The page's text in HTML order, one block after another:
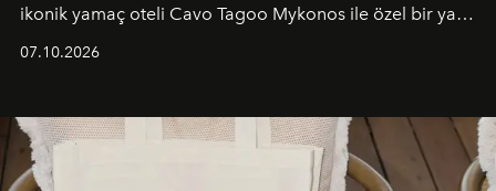
ikonik yamaç oteli Cavo Tagoo Mykonos ile özel bir yaz
buluşturarak markanın Cavo Tagoo’daki varlığını
sürükleyici ve mevsime özel bir deneyime dönüştürüyor.
07.10.2026